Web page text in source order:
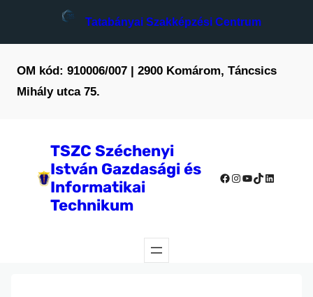
Tatabányai Szakképzési Centrum
OM kód: 910006/007 | 2900 Komárom, Táncsics
Mihály utca 75.
TSZC Széchenyi
István Gazdasági és
Informatikai
Technikum
Facebook
Instagram
YouTube
TikTok
LinkedIn